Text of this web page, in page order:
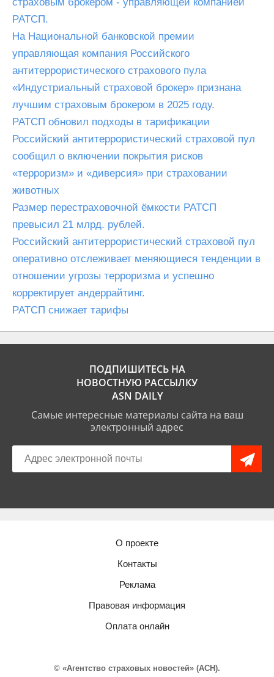
РАТСП.
На Национальной банковской премии
управляющая компания Российского
антитеррористического страхового пула
«Индустриальный страховой брокер» признана
лучшим страховым брокером в 2025 году.
РАТСП обновил подходы в тарификации
Российский антитеррористический страховой пул
сообщил о включении покрытия рисков
«терроризм» и «диверсия» при страховании
животных
Размер перестраховочной ёмкости РАТСП
превысил 21 млрд. рублей.
Российский антитеррористический страховой пул
оперативно отслеживает меняющиеся тенденции в
отношении угрозы терроризма и успешно
корректирует андеррайтинг.
РАТСП снижает тарифы
ПОДПИШИТЕСЬ НА
НОВОСТНУЮ РАССЫЛКУ
ASN DAILY
Самые интересные материалы сайта на ваш
электронный адрес
О проекте
Контакты
Реклама
Правовая информация
Оплата онлайн
© «Агентство страховых новостей» (АСН).